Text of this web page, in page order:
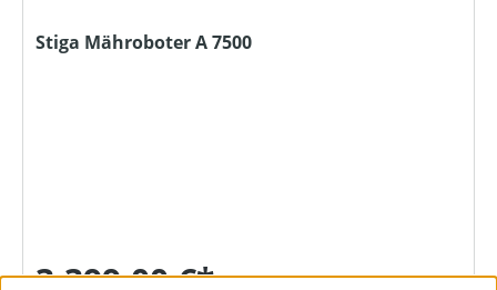
Stiga Mähroboter A 7500
3.399,00 €*